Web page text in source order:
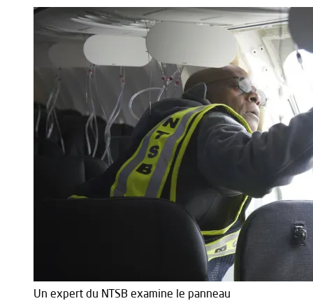
Un expert du NTSB examine le panneau